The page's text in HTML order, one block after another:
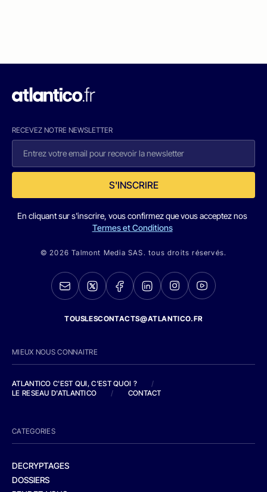
RECEVEZ NOTRE NEWSLETTER
S'INSCRIRE
En cliquant sur s'inscrire, vous confirmez que vous acceptez nos
Termes et Conditions
© 2026 Talmont Media SAS. tous droits réservés.
TOUSLESCONTACTS@ATLANTICO.FR
MIEUX NOUS CONNAITRE
ATLANTICO C'EST QUI, C'EST QUOI ?
/
LE RESEAU D'ATLANTICO
/ CONTACT
CATEGORIES
DECRYPTAGES
DOSSIERS